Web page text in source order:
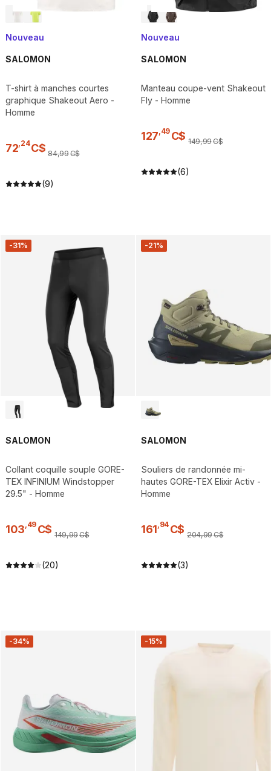
Nouveau
SALOMON
T-shirt à manches courtes
graphique Shakeout Aero -
Homme
72 24C$ 84,99C$
(9)
Nouveau
SALOMON
Manteau coupe-vent Shakeout
Fly - Homme
127 49 C$ 149,99C$
(6)
-31%
SALOMON
Collant coquille souple GORE-
TEX INFINIUM Windstopper
29.5" - Homme
103 49 C$ 149,99C$
(20)
-21%
SALOMON
Souliers de randonnée mi-
hautes GORE-TEX Elixir Activ -
Homme
161 94 C$ 204,99C$
(3)
-34% -15%